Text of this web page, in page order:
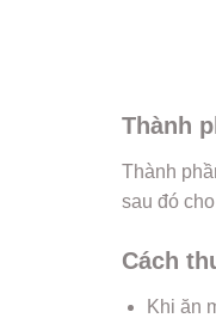
Thành
Thành
sau đó
Cách
Khi ăn